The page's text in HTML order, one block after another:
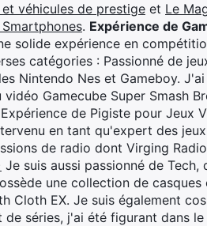
véhicules de prestige et Le
. Expérience de
solide expérience en
catégories : Passionné de
Nintendo Nes et Gameboy.
Gamecube Super Smash
de Pigiste pour Jeux
en tant qu'expert des
de radio dont Virging
Je suis aussi passionné de
une collection de
Cloth EX. Je suis également
de séries, j'ai été figurant dans